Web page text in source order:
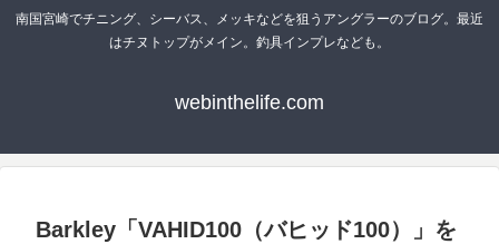
南国宮崎でチニング、シーバス、メッキなどを狙うアングラーのブログ。最近
はチヌトップがメイン。釣具インプレなども。
webinthelife.com
Barkley「VAHID100（バヒッド100）」を